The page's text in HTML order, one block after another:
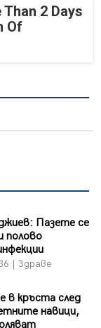
2 Days
Of
Пазете се
полово
| Здраве
в кръста след
навици,